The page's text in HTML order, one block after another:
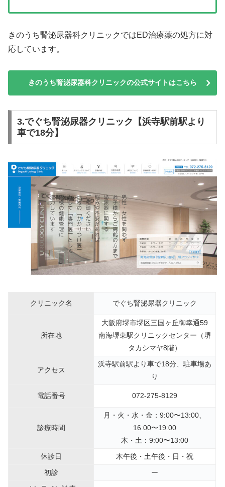
きのうち腎泌尿器科クリニックではED治療薬の処方に対
応しています。
きのうち腎泌尿器科クリニックの公式サイトはこちら
3.でぐち腎泌尿器クリニック【浜寺駅前駅より
車で18分】
クリニック名 でぐち腎泌尿器クリニック
所在地
大阪府堺市堺区三国ヶ丘御幸通59
南海堺東駅クリニックセンター（堺
タカシマヤ8階）
アクセス
浜寺駅前駅より車で18分、駐車場あ
り
電話番号 072-275-8129
診療時間
月・火・水・金：9:00〜13:00、
16:00〜19:00
木・土：9:00〜13:00
休診日
木午後・土午後・日・祝
初診
ー